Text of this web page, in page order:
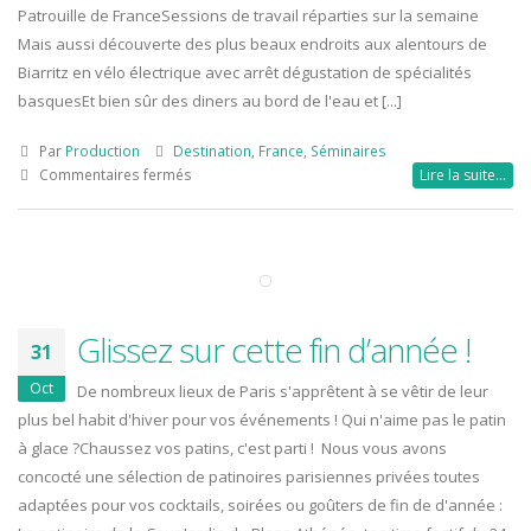
Patrouille de FranceSessions de travail réparties sur la semaine
Mais aussi découverte des plus beaux endroits aux alentours de
Biarritz en vélo électrique avec arrêt dégustation de spécialités
basquesEt bien sûr des diners au bord de l'eau et [...]
Par Production Destination France Séminaires
Commentaires ferméssur
Lire la suite…
31
Oct
Glissez sur cette fin d’année !
De nombreux lieux de Paris s'apprêtent à se vêtir de leur
plus bel habit d'hiver pour vos événements ! Qui n'aime pas le patin
à glace ?Chaussez vos patins, c'est parti ! Nous vous avons
concocté une sélection de patinoires parisiennes privées toutes
adaptées pour vos cocktails, soirées ou goûters de fin de d'année :